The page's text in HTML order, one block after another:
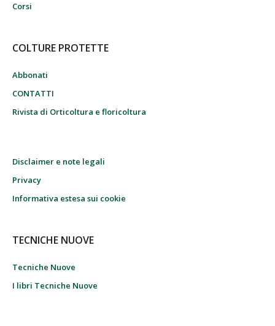
Corsi
COLTURE PROTETTE
Abbonati
CONTATTI
Rivista di Orticoltura e floricoltura
Disclaimer e note legali
Privacy
Informativa estesa sui cookie
TECNICHE NUOVE
Tecniche Nuove
I libri Tecniche Nuove